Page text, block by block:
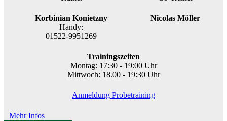
Korbinian Konietzny
Handy:
01522-9951269
Nicolas Möller
Trainingszeiten
Montag: 17:30 - 19:00 Uhr
Mittwoch: 18.00 - 19:30 Uhr
Anmeldung Probetraining
Mehr Infos